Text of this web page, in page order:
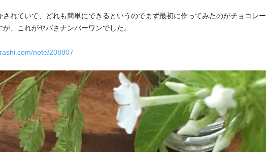
されていて、どれも簡単にできるというのでまず最初に作ってみたのがチョコレー
が、これがヤバさナンバーワンでした。
note/208807